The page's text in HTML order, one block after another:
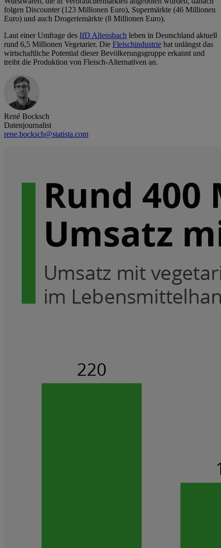
folgen Discounter (123 Millionen Euro), Supermärkte (46 Millionen
Euro) und auch Drogeriemärkte (8 Millionen Euro).
Laut einer Umfrage des IfD Allensbach leben in Deutschland aktuell
rund 6,5 Millionen Vegetarier. Die Fleischindustrie hat unlängst das
wirtschaftliche Potential dieser Bevölkerungsgruppe erkannt und
treibt die Produktion von Fleisch-Alternativen an.
René Bocksch
Datenjournalist
rene.bocksch@statista.com